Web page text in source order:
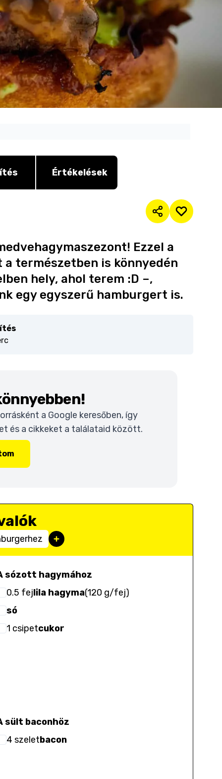
Értékelések
Ezzel a
a természetben is könnyedén
hely, ahol terem :D –,
egy egyszerű hamburgert is.
a Google keresőben, így
és a cikkeket a találataid között.
sózott hagymához
0.5 fejlila hagyma(120 g/fej)
só
1 csipetcukor
sült baconhöz
4 szeletbacon